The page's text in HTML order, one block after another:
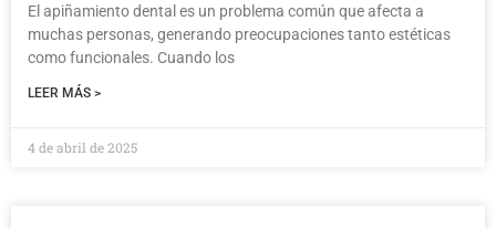
El apiñamiento dental es un problema común que afecta a
muchas personas, generando preocupaciones tanto estéticas
como funcionales. Cuando los
LEER MÁS >
4 de abril de 2025